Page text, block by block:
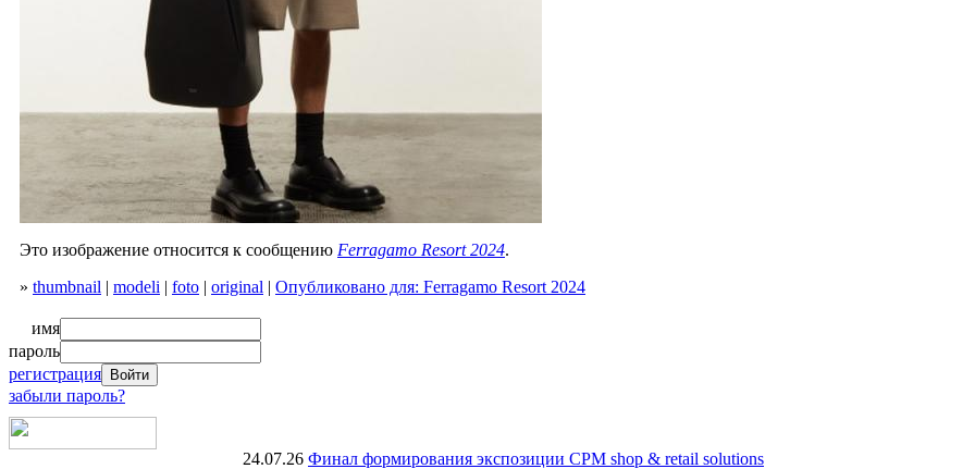
Это изображение относится к сообщению Ferragamo Resort 2024.
» thumbnail | modeli | foto | original | Опубликовано для: Ferragamo Resort 2024
имя
пароль
регистрация
забыли пароль?
24.07.26 Финал формирования экспозиции CPM shop & retail solutions